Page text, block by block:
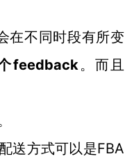
在不同时段有所变
feedback。而且
送方式可以是FBA